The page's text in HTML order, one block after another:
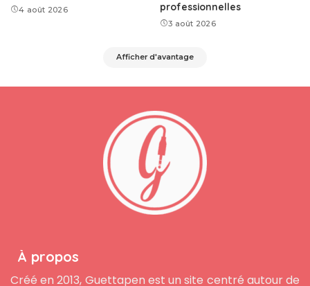
4 août 2026
professionnelles
3 août 2026
Afficher d'avantage
À propos
Créé en 2013, Guettapen est un site centré autour de